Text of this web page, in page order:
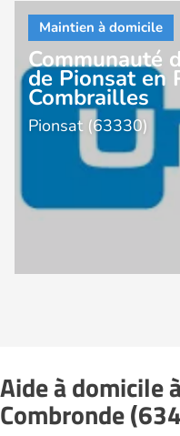
Communauté
de Pionsat en
Combrailles
Pionsat (63330)
Aide à domicile
Combronde